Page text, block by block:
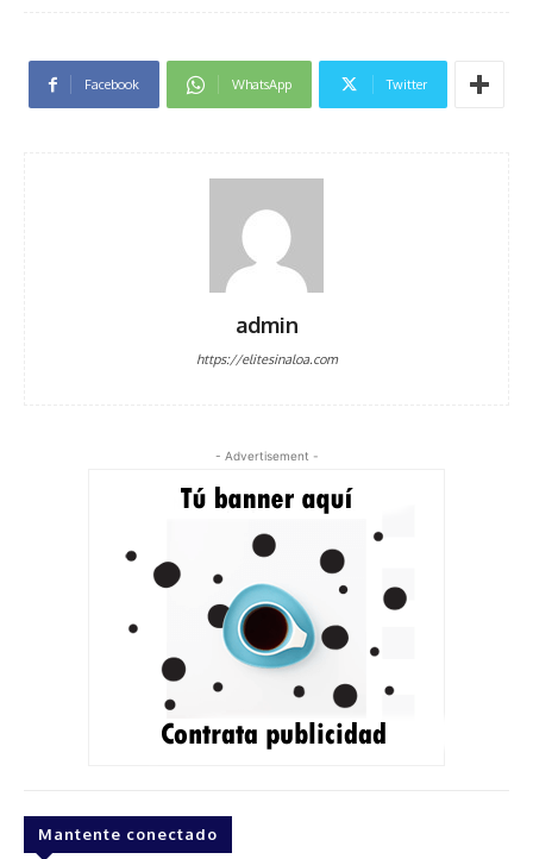
Facebook WhatsApp Twitter
admin
https://elitesinaloa.com
- Advertisement -
Mantente conectado